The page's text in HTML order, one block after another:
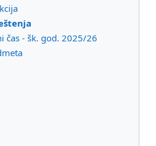
čas - šk. god. 2025/26